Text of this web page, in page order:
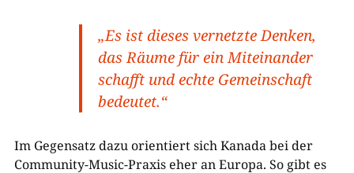
„Es ist dieses vernetzte Denken,
das Räume für ein Miteinander
schafft und echte Gemeinschaft
bedeutet.“
Im Gegensatz dazu orientiert sich Kanada bei der
Community-Music-Praxis eher an Europa. So gibt es